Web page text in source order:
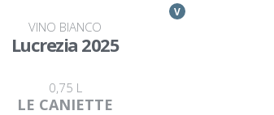
V
VINO BIANCO
Lucrezia 2025
0,75 L
LE CANIETTE